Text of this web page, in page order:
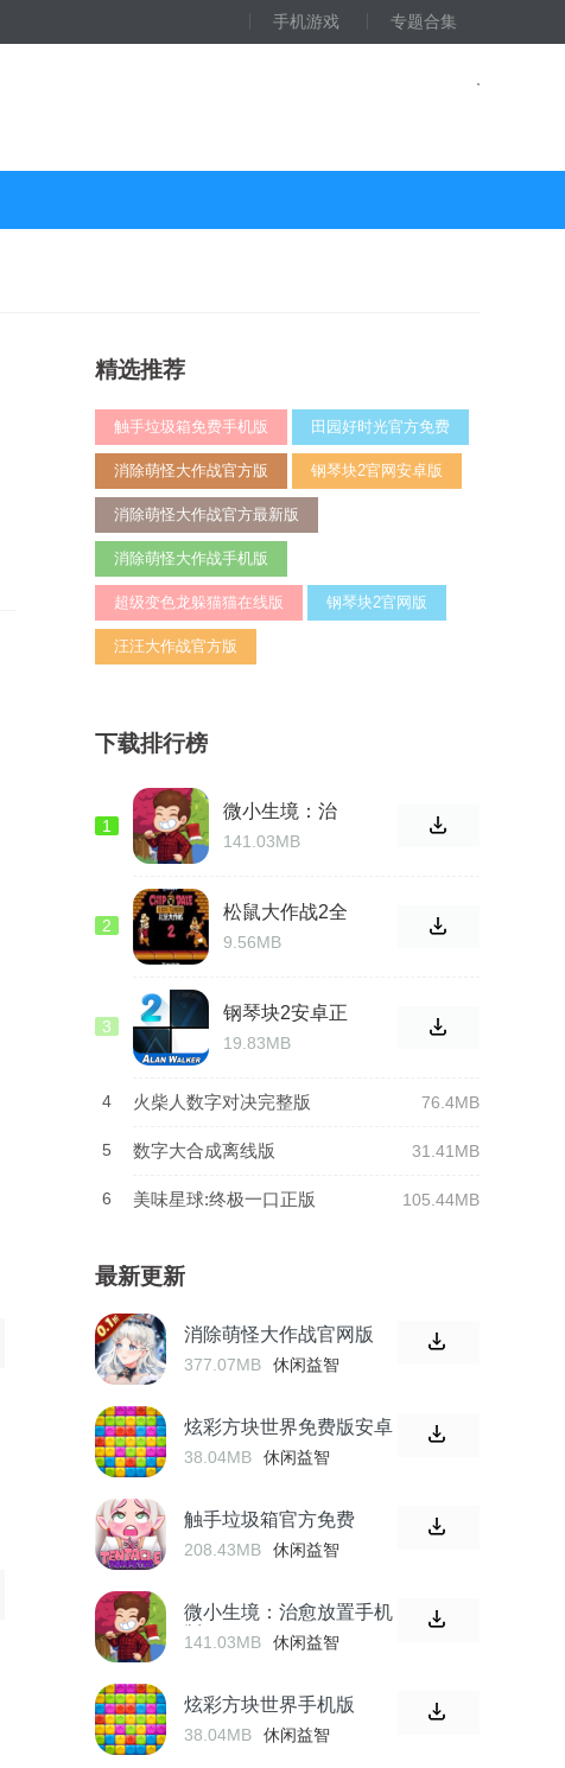
手机游戏 专题合集
精选推荐
触手垃圾箱免费手机版 田园好时光官方免费
消除萌怪大作战官方版 钢琴块2官网安卓版
消除萌怪大作战官方最新版
消除萌怪大作战手机版
超级变色龙躲猫猫在线版 钢琴块2官网版
汪汪大作战官方版
下载排行榜
1
微小生境：治
愈放置官方手
机版
141.03MB
2
松鼠大作战2全
新版
9.56MB
3
钢琴块2安卓正
版
19.83MB
4 火柴人数字对决完整版 76.4MB
5 数字大合成离线版 31.41MB
6 美味星球:终极一口正版 105.44MB
最新更新
消除萌怪大作战官网版
377.07MB 休闲益智
炫彩方块世界免费版安卓
38.04MB 休闲益智
触手垃圾箱官方免费
208.43MB 休闲益智
微小生境：治愈放置手机
版
141.03MB 休闲益智
炫彩方块世界手机版
38.04MB 休闲益智